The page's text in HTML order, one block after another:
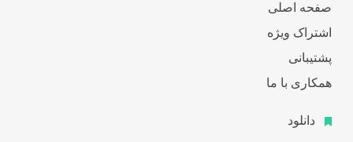
صفحه اصلی
اشتراک ویژه
پشتیبانی
همکاری با ما
دانلود